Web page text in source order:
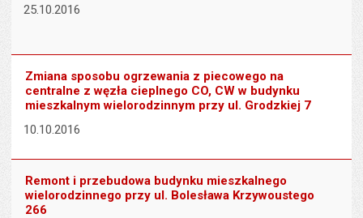
25.10.2016
Zmiana sposobu ogrzewania z piecowego na
centralne z węzła cieplnego CO, CW w budynku
mieszkalnym wielorodzinnym przy ul. Grodzkiej 7
10.10.2016
Remont i przebudowa budynku mieszkalnego
wielorodzinnego przy ul. Bolesława Krzywoustego
266